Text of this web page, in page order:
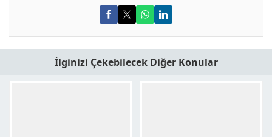
İlginizi Çekebilecek Diğer Konular